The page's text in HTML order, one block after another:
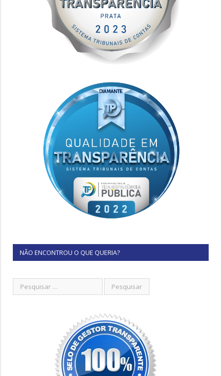
NÃO ENCONTROU O QUE QUERIA?